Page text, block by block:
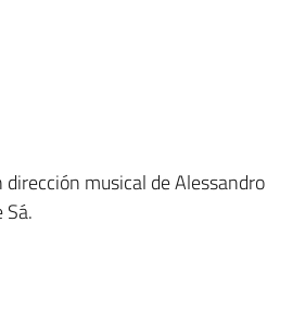
dirección musical de Alessandro